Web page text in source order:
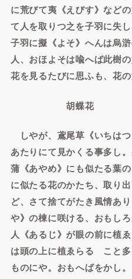
に荒びて夷《えびす》など
て人を取りつ之を子羽に失
子羽に擬《よそ》へんは烏
人、おほよそは喩へば此樹
花を見るたびに思ふも、花
胡蝶花
しやが、鳶尾草《いちは
あたりにて見かくる事多し
蒲《あやめ》にも似たる葉
に似たる花のかたち、取り
ど、さて捨てがたき風情あ
や》の棟に咲ける、おもし
人《あるじ》が眼の前に植
は頭の上に植ゑらるゝこと
ものにや。おもへばをかし。